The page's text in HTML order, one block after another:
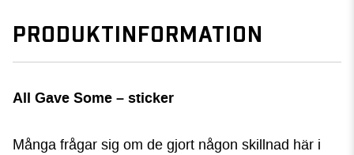
PRODUKTINFORMATION
All Gave Some – sticker
Många frågar sig om de gjort någon skillnad här i